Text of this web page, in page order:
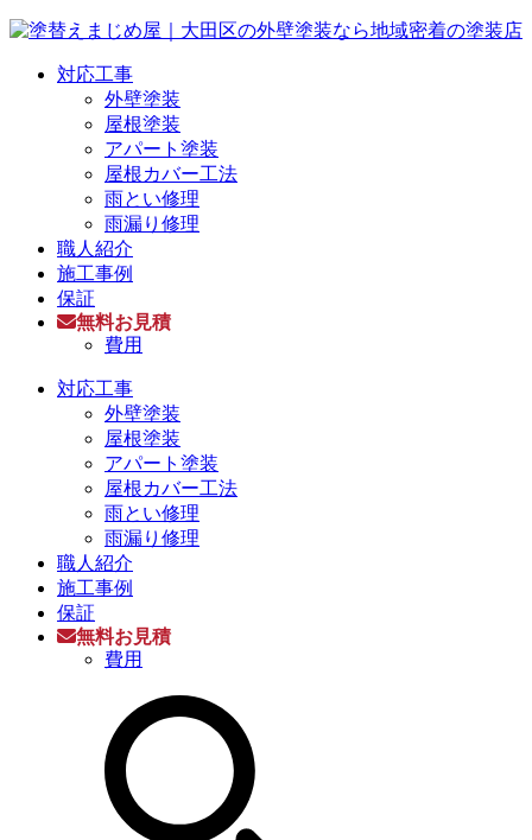
対応工事
外壁塗装
屋根塗装
アパート塗装
屋根カバー工法
雨とい修理
雨漏り修理
職人紹介
施工事例
保証
無料お見積
費用
対応工事
外壁塗装
屋根塗装
アパート塗装
屋根カバー工法
雨とい修理
雨漏り修理
職人紹介
施工事例
保証
無料お見積
費用